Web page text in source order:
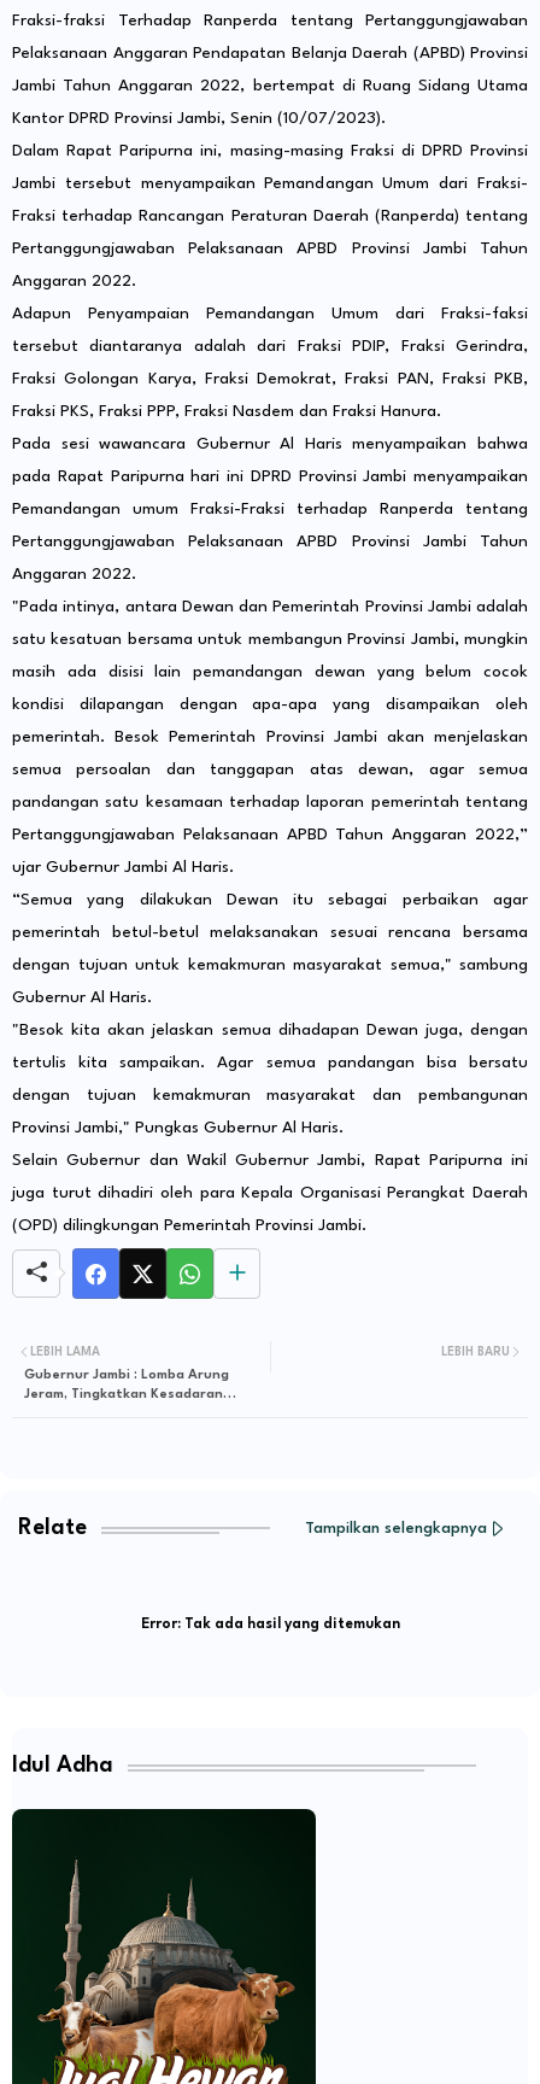
Fraksi-fraksi Terhadap Ranperda tentang Pertanggungjawaban
Pelaksanaan Anggaran Pendapatan Belanja Daerah (APBD) Provinsi
Jambi Tahun Anggaran 2022, bertempat di Ruang Sidang Utama
Kantor DPRD Provinsi Jambi, Senin (10/07/2023).
Dalam Rapat Paripurna ini, masing-masing Fraksi di DPRD Provinsi
Jambi tersebut menyampaikan Pemandangan Umum dari Fraksi-
Fraksi terhadap Rancangan Peraturan Daerah (Ranperda) tentang
Pertanggungjawaban Pelaksanaan APBD Provinsi Jambi Tahun
Anggaran 2022.
Adapun Penyampaian Pemandangan Umum dari Fraksi-faksi
tersebut diantaranya adalah dari Fraksi PDIP, Fraksi Gerindra,
Fraksi Golongan Karya, Fraksi Demokrat, Fraksi PAN, Fraksi PKB,
Fraksi PKS, Fraksi PPP, Fraksi Nasdem dan Fraksi Hanura.
Pada sesi wawancara Gubernur Al Haris menyampaikan bahwa
pada Rapat Paripurna hari ini DPRD Provinsi Jambi menyampaikan
Pemandangan umum Fraksi-Fraksi terhadap Ranperda tentang
Pertanggungjawaban Pelaksanaan APBD Provinsi Jambi Tahun
Anggaran 2022.
"Pada intinya, antara Dewan dan Pemerintah Provinsi Jambi adalah
satu kesatuan bersama untuk membangun Provinsi Jambi, mungkin
masih ada disisi lain pemandangan dewan yang belum cocok
kondisi dilapangan dengan apa-apa yang disampaikan oleh
pemerintah. Besok Pemerintah Provinsi Jambi akan menjelaskan
semua persoalan dan tanggapan atas dewan, agar semua
pandangan satu kesamaan terhadap laporan pemerintah tentang
Pertanggungjawaban Pelaksanaan APBD Tahun Anggaran 2022,”
ujar Gubernur Jambi Al Haris.
“Semua yang dilakukan Dewan itu sebagai perbaikan agar
pemerintah betul-betul melaksanakan sesuai rencana bersama
dengan tujuan untuk kemakmuran masyarakat semua," sambung
Gubernur Al Haris.
"Besok kita akan jelaskan semua dihadapan Dewan juga, dengan
tertulis kita sampaikan. Agar semua pandangan bisa bersatu
dengan tujuan kemakmuran masyarakat dan pembangunan
Provinsi Jambi," Pungkas Gubernur Al Haris.
Selain Gubernur dan Wakil Gubernur Jambi, Rapat Paripurna ini
juga turut dihadiri oleh para Kepala Organisasi Perangkat Daerah
(OPD) dilingkungan Pemerintah Provinsi Jambi.
LEBIH BARU
LEBIH LAMA
Gubernur Jambi : Lomba Arung
Jeram, Tingkatkan Kesadaran
Relate Tampilkan selengkapnya
Error:Tak ada hasil yang ditemukan
Idul Adha